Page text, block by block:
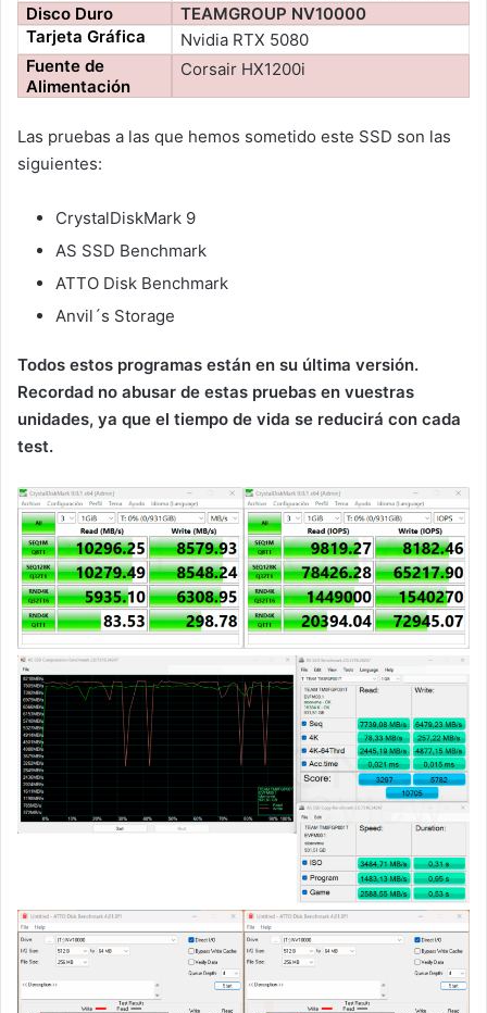
Disco Duro
TEAMGROUP NV10000
Tarjeta Gráfica
Nvidia RTX 5080
Fuente de
Alimentación
Corsair HX1200i
Las pruebas a las que hemos sometido este SSD son las
siguientes:
CrystalDiskMark 9
AS SSD Benchmark
ATTO Disk Benchmark
Anvil´s Storage
Todos estos programas están en su última versión.
Recordad no abusar de estas pruebas en vuestras
unidades, ya que el tiempo de vida se reducirá con cada
test.